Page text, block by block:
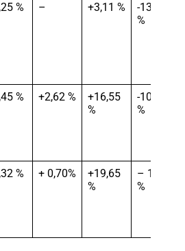
% – +3,11 %
-13,77
%
% +2,62 %
+16,55
%
-10,20
%
% + 0,70%
+19,65
%
– 12,20
%